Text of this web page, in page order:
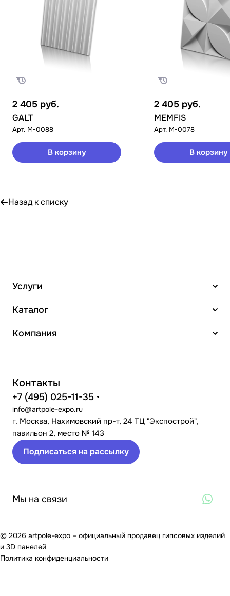
2 405 руб.
GALT
Арт. M-0088
В корзину
2 405 руб.
MEMFIS
Арт. M-0078
В корзину
Назад к списку
Услуги
Каталог
Компания
Контакты
+7 (495) 025-11-35
info@artpole-expo.ru
г. Москва, Нахимовский пр-т, 24 ТЦ "Экспострой",
павильон 2, место № 143
Подписаться на рассылку
Мы на связи
© 2026 artpole-expo – официальный продавец гипсовых изделий
и 3D панелей
Политика конфиденциальности